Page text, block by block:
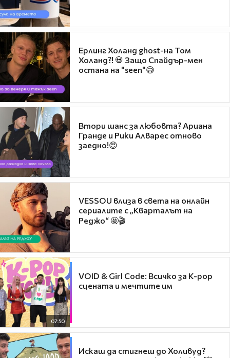
Ерлинг Холанд ghost-на Том
Холанд?! 💀 Защо Спайдър-мен
остана на "seen"😅
Втори шанс за любовта? Ариана
Гранде и Рики Алварес отново
заедно!😍
VESSOU влиза в света на онлайн
сериалите с „Кварталът на
Реджо“ 🤩🎬
07:50
VOID & Girl Code: Всичко за K-pop
сцената и мечтите им
Искаш да стигнеш до Холивуд?